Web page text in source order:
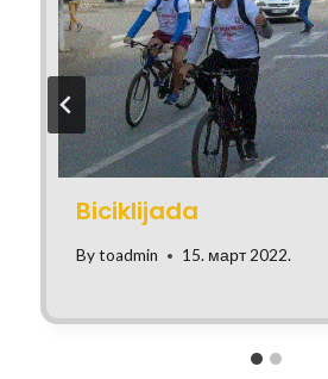
Biciklijada
Bytoadmin 15. март 2022.